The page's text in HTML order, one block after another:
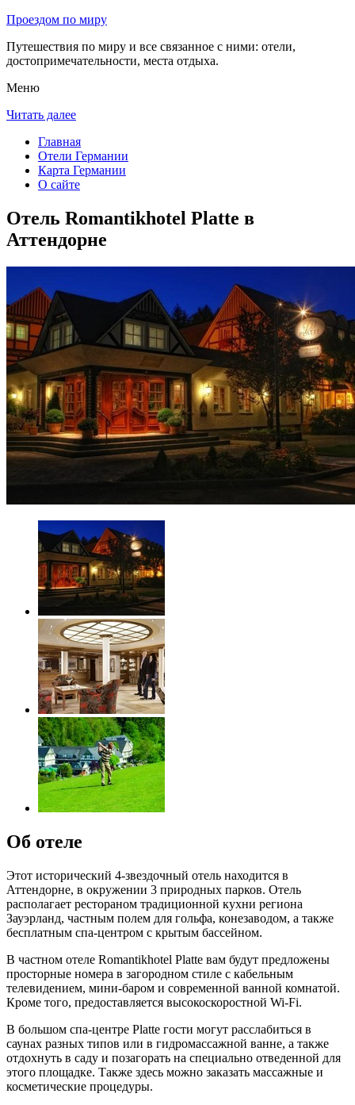
Проездом по миру
Путешествия по миру и все связанное с ними: отели,
достопримечательности, места отдыха.
Меню
Читать далее
Главная
Отели Германии
Карта Германии
О сайте
Отель Romantikhotel Platte в
Аттендорне
Об отеле
Этот исторический 4-звездочный отель находится в
Аттендорне, в окружении 3 природных парков. Отель
располагает рестораном традиционной кухни региона
Зауэрланд, частным полем для гольфа, конезаводом, а также
бесплатным спа-центром с крытым бассейном.
В частном отеле Romantikhotel Platte вам будут предложены
просторные номера в загородном стиле с кабельным
телевидением, мини-баром и современной ванной комнатой.
Кроме того, предоставляется высокоскоростной Wi-Fi.
В большом спа-центре Platte гости могут расслабиться в
саунах разных типов или в гидромассажной ванне, а также
отдохнуть в саду и позагорать на специально отведенной для
этого площадке. Также здесь можно заказать массажные и
косметические процедуры.